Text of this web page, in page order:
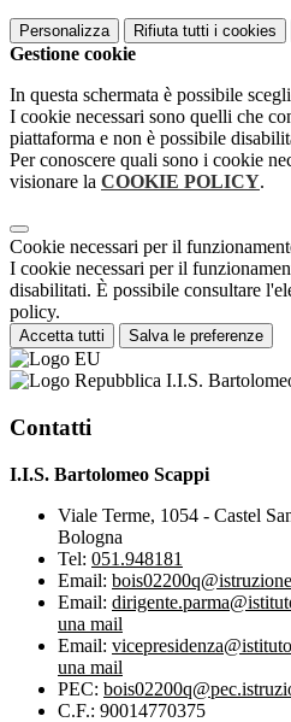
Personalizza Rifiuta tutti i cookies
Gestione cookie
In questa schermata è possibile
I cookie necessari sono quelli che
piattaforma e non è possibile
Per conoscere quali sono i cookie
visionare la COOKIE POLICY.
Cookie necessari per il
I cookie necessari per il
disabilitati. È possibile consultare
policy.
Accetta tutti Salva le preferenze
I.I.S.
Contatti
I.I.S. Bartolomeo Scappi
Viale Terme, 1054 - Castel
Bologna
Tel: 051.948181
Email:
Email:
una mail
Email:
una mail
PEC:
C.F.: 90014770375